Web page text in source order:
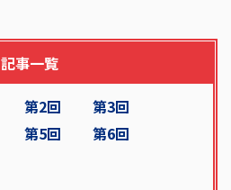
記事一覧
第2回
第3回
第5回
第6回